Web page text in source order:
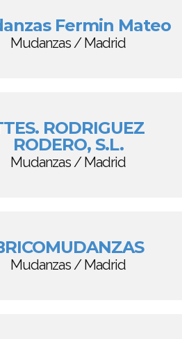
Fermin Mateo
Mudanzas / Madrid
RODRIGUEZ
RODERO, S.L.
Mudanzas / Madrid
Mudanzas / Madrid